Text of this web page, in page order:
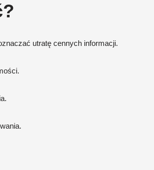
utratę cennych informacji.